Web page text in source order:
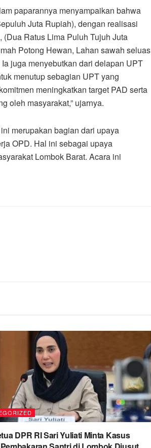
paparannya menyampaikan bahwa
Juta Rupiah), dengan realisasi
Ratus Lima Puluh Tujuh Juta
Potong Hewan, Lahan sawah seluas
juga menyebutkan dari delapan UPT
menutup sebagian UPT yang
meningkatkan target PAD serta
oleh masyarakat,” ujarnya.
merupakan bagian dari upaya
OPD. Hal ini sebagai upaya
Lombok Barat. Acara ini
DPR RI Sari Yuliati Minta Kasus